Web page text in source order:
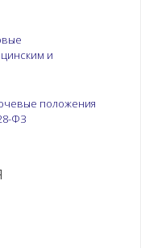
и
положения
ФЗ